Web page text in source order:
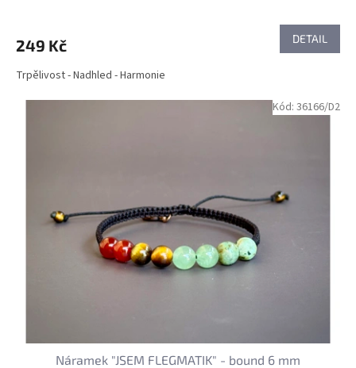
249 Kč DETAIL
Trpělivost - Nadhled - Harmonie
Náramek "JSEM FLEGMATIK" - bound 6 mm
Kód: 36166/D2